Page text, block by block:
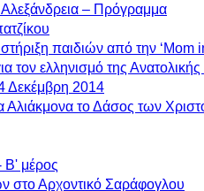
Αλεξάνδρεια – Πρόγραμμα
παιδιών από την ‘Mom
τον ελληνισμό της
Δεκέμβρη 2014
Αλιάκμονα το Δάσος των
Β' μέρος
Αρχοντικό Σαράφογλου